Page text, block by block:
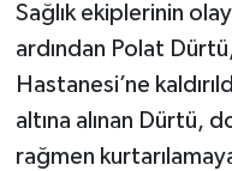
Sağlık ekiplerinin
ardından Polat
Hastanesi’ne
altına alınan Dürtü,
rağmen